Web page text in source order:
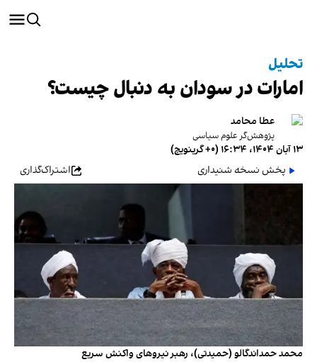
تحلیل
امارات در سودان به دنبال چیست؟
عطا محامد
پژوهش‌گر علوم سیاسی
۱۳ آبان ۱۴۰۴، ۱۶:۳۴ (‎+۰ گرینویچ)
پخش نسخه شنیداری
اشتراک‌گذاری
محمد حمداندگالو (حمیدتی)، رهبر نیروهای واکنش سریع